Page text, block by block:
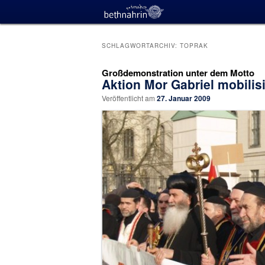
SCHLAGWORTARCHIV: TOPRAK
Großdemonstration unter dem Motto
Aktion Mor Gabriel
Veröffentlicht am 27. Januar 2009